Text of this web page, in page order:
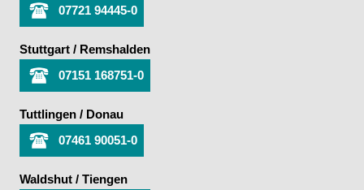
07721 94445-0
Stuttgart / Remshalden
07151 168751-0
Tuttlingen / Donau
07461 90051-0
Waldshut / Tiengen